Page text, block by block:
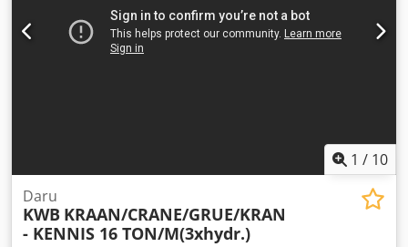
márkája: PALFINGER PK 24001
1 / 10
Daru
KWB KRAAN/CRANE/GRUE/KRAN
- KENNIS 16 TON/M(3xhydr.)